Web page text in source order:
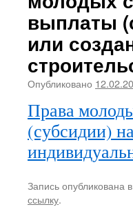
выплаты
или
Опубликовано
Права
(субсидии)
Запись опубликована
ссылку.